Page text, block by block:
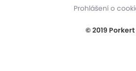
Prohlášení o
© 2019 Porkert